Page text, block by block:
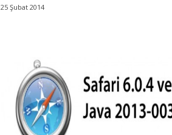
25 Şubat 2014